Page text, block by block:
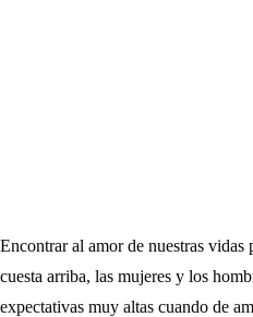
Encontrar al amor de nuestras
cuesta arriba, las mujeres y los
expectativas muy altas cuando de